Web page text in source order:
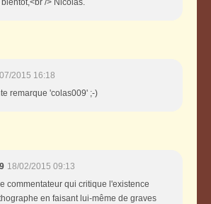
bientôt,<br /> Nicolas.
2015 16:18
remarque 'colas009' ;-)
18/02/2015 09:13
commentateur qui critique l'existence
en faisant lui-même de graves